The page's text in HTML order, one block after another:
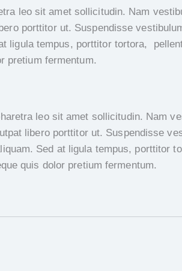
leo sit amet sollicitudin. Nam
porttitor ut. Suspendisse
ligula tempus, porttitor tortora,
pretium fermentum.
leo sit amet sollicitudin. Nam
libero porttitor ut. Suspendisse
Sed at ligula tempus, porttitor
quis dolor pretium fermentum.